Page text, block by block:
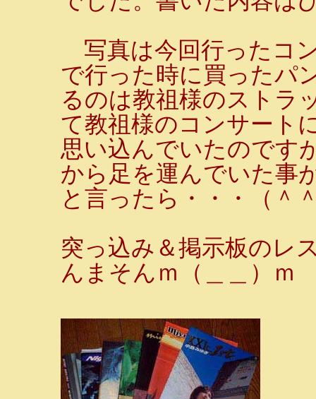
写真は今回行ったコ
で行った時に買ったパ
るのは教祖様のストラ
て教祖様のコンサート
思い込んでいたのです
から足を運んでいた事
と言ったら・・・（＾
突っ込み＆掲示板のレ
んまそんｍ（＿＿）ｍ